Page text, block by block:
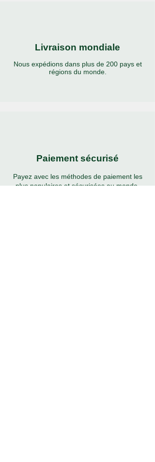
Livraison mondiale
Nous expédions dans plus de 200 pays et
régions du monde.
Paiement sécurisé
Payez avec les méthodes de paiement les
plus populaires et sécurisées au monde.